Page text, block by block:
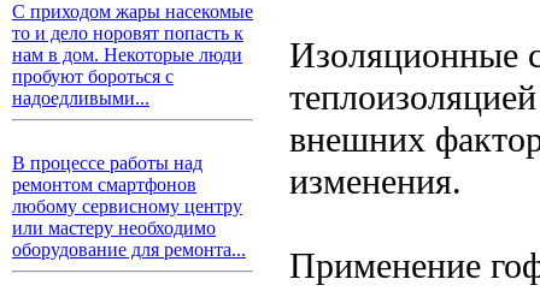
С приходом жары насекомые
то и дело норовят попасть к
нам в дом. Некоторые люди
пробуют бороться с
надоедливыми...
В процессе работы над
ремонтом смартфонов
любому сервисному центру
или мастеру необходимо
оборудование для ремонта...
Изоляционные
внешних
изменения.
Применение